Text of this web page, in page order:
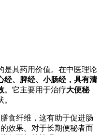
是其药用价值。在中医理论
经、脾经、小肠经，具有清
。它主要用于治疗大便秘
食纤维，这有助于促进肠
效果。对于长期便秘者而